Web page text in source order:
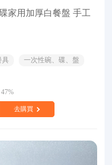
家用加厚白餐盤 手工
具 一次性碗、碟、盤
47%
去購買